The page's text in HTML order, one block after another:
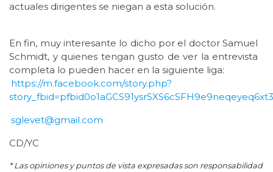
actuales dirigentes se niegan a esta solución.
En fin, muy interesante lo dicho por el doctor Samuel
Schmidt, y quienes tengan gusto de ver la entrevista
completa lo pueden hacer en la siguiente liga:
https://m.facebook.com/story.php?
sglevet@gmail.com
CD/YC
* Las opiniones y puntos de vista expresadas son responsabilidad